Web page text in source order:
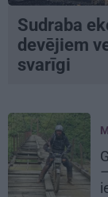
Sudraba
devējiem
svarīgi